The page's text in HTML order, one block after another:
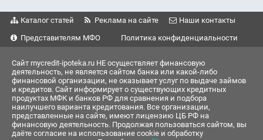
Каталог статей Реклама на сайте
Наши контакты
Представителям МФО
Политика конфиденциальности
Сайт mycredit-ipoteka.ru НЕ осуществляет финансовую
деятельность, не является сайтом банка или какой-либо
финансовой организации, не оказывает услуг по выдаче займов
и кредитов. Сайт информирует о существующих кредитных
продуктах МФК и банков РФ для сравнения и подбора
наилучшего варианта кредитования. Все организации,
представленные на сайте, имеют лицензию ЦБ РФ на
финансовую деятельность. Продолжая пользоваться сайтом, вы
даёте согласие на использование cookie и обработку